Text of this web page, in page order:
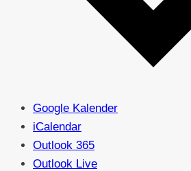
Google Kalender
iCalendar
Outlook 365
Outlook Live